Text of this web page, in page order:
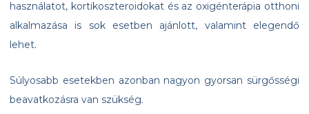
használatot, kortikoszteroidokat és az oxigénterápia otthoni
alkalmazása is sok esetben ajánlott, valamint elegendő
lehet.
Súlyosabb esetekben azonban nagyon gyorsan sürgősségi
beavatkozásra van szükség.